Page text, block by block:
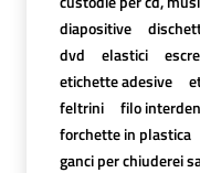
diapositive
dvd
elastici
etichette adesive
feltrini
filo
forchette in plastica
ganci per chiuderei